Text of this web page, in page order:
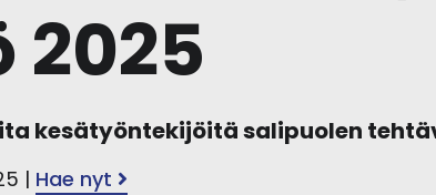
2025
kesätyöntekijöitä salipuolen
| Hae nyt